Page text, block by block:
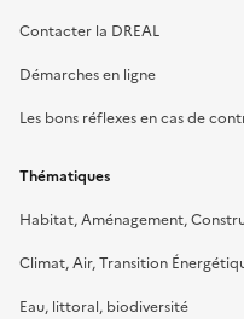
Contacter la DREAL
Démarches en ligne
Les bons réflexes en cas de
Thématiques
Habitat, Aménagement,
Climat, Air, Transition
Eau, littoral, biodiversité